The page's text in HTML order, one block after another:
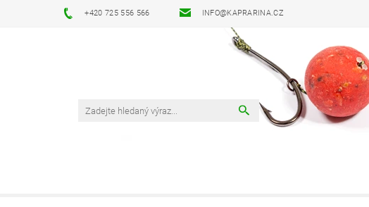
+420 725 556 566 INFO@KAPRARINA.CZ